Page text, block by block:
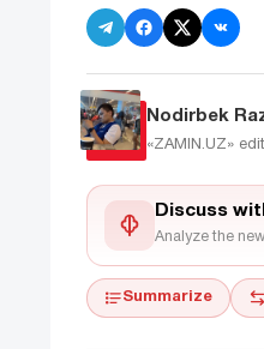
Nodirbek
«ZAMIN.UZ»
Discuss
Analyze the
Summarize